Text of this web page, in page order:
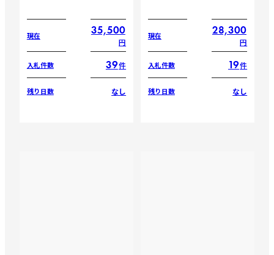
現在 35,500
円
入札件数 39件
残り日数 なし
現在 28,300
円
入札件数 19件
残り日数 なし